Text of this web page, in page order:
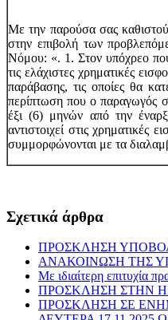
Με την παρούσα σας
στην επιβολή των
Νόμου: «. 1. Στον υπόχρεο που
τις ελάχιστες χρηματικές
παράβασης, τις οποίες θα
περίπτωση που ο παραγωγός
έξι (6) μηνών από την
αντιστοιχεί στις
συμμορφώνονται με τα
Σχετικά άρθρα
ΠΡΟΣΚΛΗΣΗ
ΑΝΑΚΟΙΝΩΣΗ ΤΗΣ
Με ιδιαίτερη
ΠΡΟΣΚΛΗΣΗ ΣΤΗΝ
ΠΡΟΣΚΛΗΣΗ ΣΕ